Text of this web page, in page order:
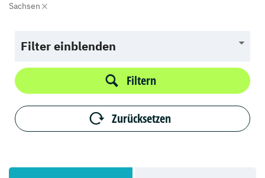
Sachsen
Filter einblenden
Filtern
Zurücksetzen